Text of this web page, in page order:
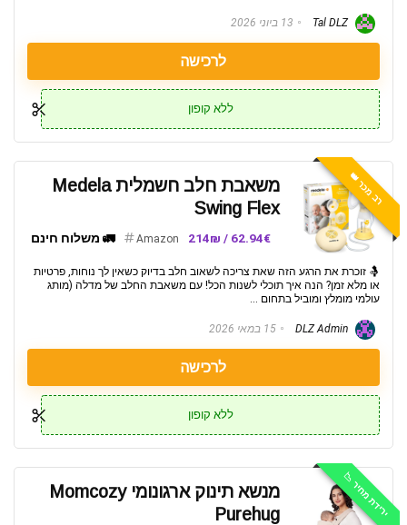
Tal DLZ 13 ביוני 2026
לרכישה
ללא קופון
רב מכר 👑
משאבת חלב חשמלית Medela
Swing Flex
62.94€ / 214₪
Amazon 🚛 משלוח חינם
🤱 זוכרת את הרגע הזה שאת צריכה לשאוב חלב בדיוק כשאין לך נוחות, פרטיות
או מלא זמן? הנה איך תוכלי לשנות הכל! עם משאבת החלב של מדלה (מותג
עולמי מומלץ ומוביל בתחום ...
15 במאי 2026
לרכישה
ללא קופון
ירידת מחיר 📉
מנשא תינוק ארגונומי Momcozy
Purehug